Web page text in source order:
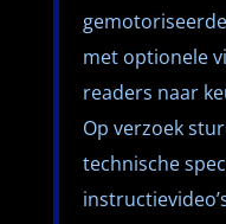
met optionele
readers naar
Op verzoek
technische